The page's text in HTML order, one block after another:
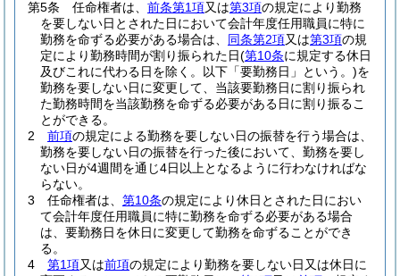
第5条
任命権者は、 前条第1項又は第3項の規定により勤務
を要しない日とされた日において会計年度任用職員に特に
勤務を命ずる必要がある場合は、 同条第2項又は第3項の規
定により勤務時間が割り振られた日(第10条に規定する休日
及びこれに代わる日を除く。以下「要勤務日」という。)を
勤務を要しない日に変更して、当該要勤務日に割り振られ
た勤務時間を当該勤務を命ずる必要がある日に割り振るこ
とができる。
2
前項の規定による勤務を要しない日の振替を行う場合は、
勤務を要しない日の振替を行った後において、勤務を要し
ない日が4週間を通じ4日以上となるように行わなければな
らない。
3
任命権者は、 第10条の規定により休日とされた日におい
て会計年度任用職員に特に勤務を命ずる必要がある場合
は、要勤務日を休日に変更して勤務を命ずることができ
る。
4
第1項又は前項の規定により勤務を要しない日又は休日に